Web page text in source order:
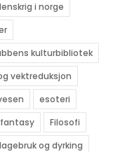
i norge
kulturbibliotek
vektreduksjon
esoteri
fantasy
Filosofi
og dyrking